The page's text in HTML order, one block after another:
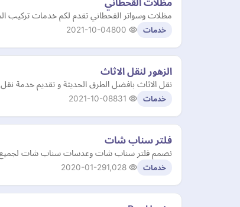
مظلات القحطاني
مظلات وسواتر القحطاني تقدم لكم خدمات تركيب
خدمات 2021-10-04
الزهور لنقل الاثاث
نقل الاثاث بافضل الطرق الحديثة و تقديم خدمة
خدمات 2021-10-08
فلتر سناب شات
نصمم فلتر سناب شات وعدسات سناب شات لجميع
خدمات 2020-01-29